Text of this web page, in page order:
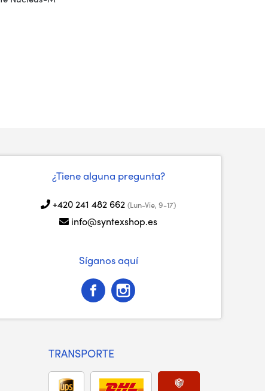
¿Tiene alguna pregunta?
+420 241 482 662 (Lun-Vie, 9-17)
info@syntexshop.es
Síganos aquí
TRANSPORTE